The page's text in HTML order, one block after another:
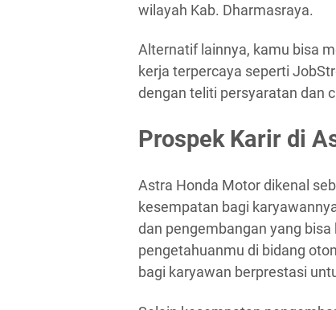
wilayah Kab. Dharmasraya.
Alternatif lainnya, kamu bisa
kerja terpercaya seperti
dengan teliti persyaratan dan
Prospek Karir di
Astra Honda Motor dikenal
kesempatan bagi
dan pengembangan yang
pengetahuanmu di bidang
bagi karyawan berprestasi